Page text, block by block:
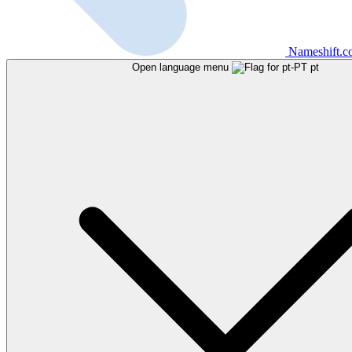
Open language menu pt